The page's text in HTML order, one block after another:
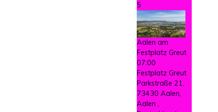
5
Aalen am
Festplatz Greut
07:00
Festplatz Greut
Parkstraße 21,
73430 Aalen,
Aalen ,